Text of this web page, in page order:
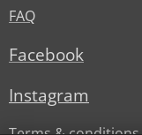
FAQ
Facebook
Instagram